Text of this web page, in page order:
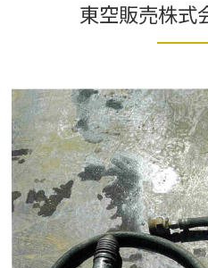
東空販売株式